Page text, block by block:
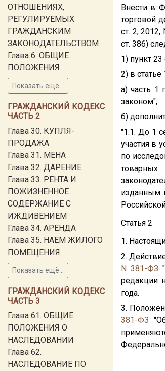
ОТНОШЕНИЯХ,
РЕГУЛИРУЕМЫХ
ГРАЖДАНСКИМ
ЗАКОНОДАТЕЛЬСТВОМ
Глава 6. ОБЩИЕ
ПОЛОЖЕНИЯ
Показать ещё...
ГРАЖДАНСКИЙ КОДЕКС
ЧАСТЬ 2
Глава 30. КУПЛЯ-
ПРОДАЖА
Глава 31. МЕНА
Глава 32. ДАРЕНИЕ
Глава 33. РЕНТА И
ПОЖИЗНЕННОЕ
СОДЕРЖАНИЕ С
ИЖДИВЕНИЕМ
Глава 34. АРЕНДА
Глава 35. НАЕМ ЖИЛОГО
ПОМЕЩЕНИЯ
Показать ещё...
ГРАЖДАНСКИЙ КОДЕКС
ЧАСТЬ 3
Глава 61. ОБЩИЕ
ПОЛОЖЕНИЯ О
НАСЛЕДОВАНИИ
Глава 62.
НАСЛЕДОВАНИЕ ПО
Внести в
торговой
ст. 2; 2012,
ст. 386)
1) пункт
2) в статье
а) часть 1
законом";
б)
"1.1. До 1
участия в
по
изданным
Статья 2
1.
2.
N 381-ФЗ
редакции
года.
3.
381-ФЗ